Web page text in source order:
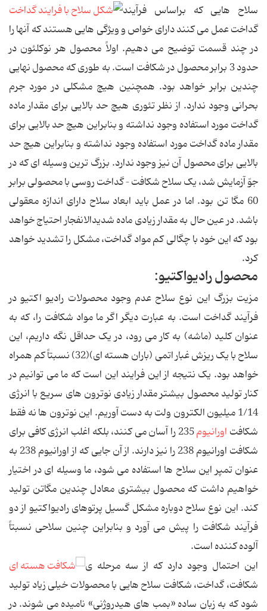
سلاح هایی که براساس فرآیند
گداخت عمل می کنند دارای خواص و ویژگی هایی هستند که آنها را
در چند قسمت توضیح می دهیم. اولاً محصول هر نوکلئون در
حدود 3 برابر محصول در شکافت است. به طوری که محصول نهایی
چندین برابر خواهد بود. همچنین هیچ مشکلی در مورد جرم
بحرانی وجود ندارد. از نظر تئوری هیچ حد بالایی برای مقدار ماده
گداخت مورد استفاده وجود نداشته و بنابراین هیچ حد بالایی برای
مقدار ماده گداخت مورد استفاده وجود نداشته و بنابراین هیچ حد
بالایی برای محصول آن نیز وجود ندارد. بزرگ ترین وسیله ای که در
جوّ آزمایش شد، یک سلاح شکافت – گداخت روسی با محصولی برابر
60 مگا تن بود. اما در عمل باید ابعاد سلاح دارای اندازه معقولی
باشد. در عین حال به مقدار زیادی ماده شدیدالانفجار احتیاج خواهد
بود که این خود با چگالی کم مواد گداخت، مشکل را تشدید خواهد
کرد.
محصول رادیواکتیو:
مزیت بزرگ این نوع سلاح عدم وجود محصولات رادیو اکتیو در
فرآیند گداخت است. به عبارت دیگر اگر ما مواد شکافت را، که به
عنوان کلید (ماشه) به کار می رود، در یک حداقل نگه داریم، این
سلاح با یک ریزش غبار اتمی (باران هسته ای)(32) نسبتاً کم همراه
خواهد بود. یک نتیجه از این فرایند این است که ما می توانیم در
کنار تولید محصول بیشتر مقدار زیادی نوترون های سریع با انرژی
1/14 میلیون الکترون ولت به دست آوریم. این نوترون ها نه فقط
شکافت اورانیوم
235 را آسان می کنند، بلکه اغلب انرژی کافی برای
شکافت اورانیوم 238 را نیز دارند. از آن جایی که از اورانیوم 238 به
عنوان تمپر این سلاح ها استفاده می شود، ما وسیله ای در اختیار
خواهیم داشت که محصول بیشتری معادل چندین مگاتن تولید
کند. این نوع سلاح دوباره مشکل گسیل پرتوهای رادیواکتیو از دو
فرآیند شکافت را پیش می آورد و بنابراین چنین سلاحی نسبتاً
آلوده کننده است.
این احتمال وجود دارد که از سه مرحله ی
شکافت، گداخت، شکافت سلاح هایی با محصولات خیلی زیاد تولید
شود که به زبان ساده «بمب های هیدروژنی» نامیده می شوند. در